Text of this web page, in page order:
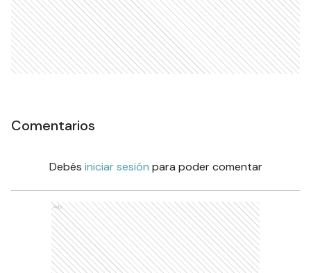
Comentarios
Debés iniciar sesión para poder comentar
Ads